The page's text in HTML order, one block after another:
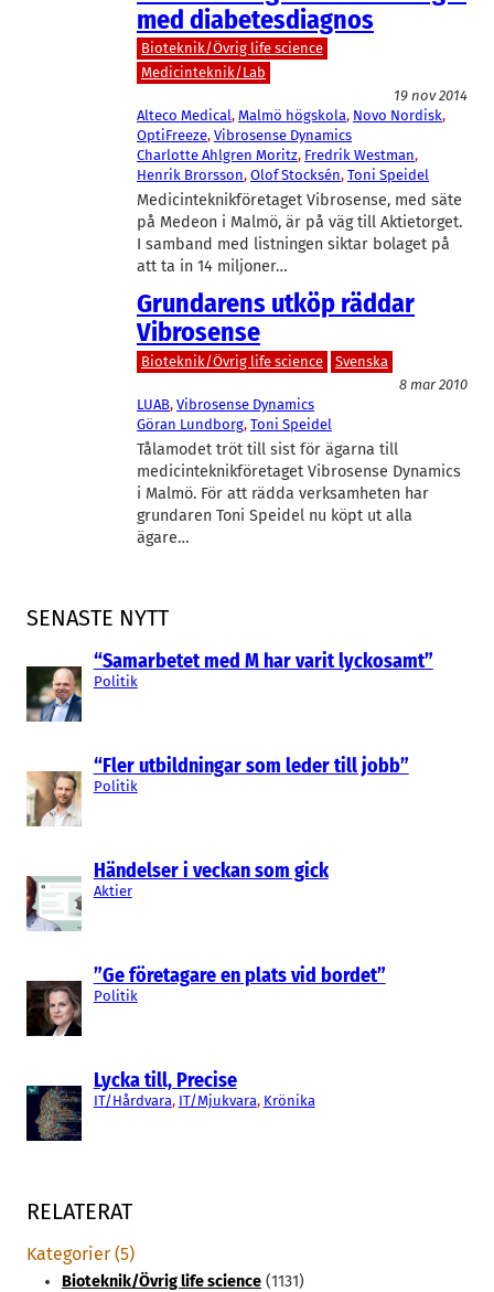
SENASTE NYTT
“Samarbetet med M har varit lyckosamt”
Politik
“Fler utbildningar som leder till jobb”
Politik
Händelser i veckan som gick
Aktier
”Ge företagare en plats vid bordet”
Politik
Lycka till, Precise
IT/Hårdvara, IT/Mjukvara, Krönika
med diabetesdiagnos
Bioteknik/Övrig life science
Medicinteknik/Lab
19 nov 2014
Alteco Medical, Malmö högskola, Novo Nordisk
OptiFreeze, Vibrosense Dynamics
Charlotte Ahlgren Moritz, Fredrik Westman
Henrik Brorsson, Olof Stocksén, Toni Speidel
Medicinteknikföretaget Vibrosense, med säte
på Medeon i Malmö, är på väg till Aktietorget.
I samband med listningen siktar bolaget på
att ta in 14 miljoner…
Grundarens utköp räddar
Vibrosense
Bioteknik/Övrig life science
Svenska
8 mar 2010
LUAB, Vibrosense Dynamics
Göran Lundborg, Toni Speidel
Tålamodet tröt till sist för ägarna till
medicinteknikföretaget Vibrosense Dynamics
i Malmö. För att rädda verksamheten har
grundaren Toni Speidel nu köpt ut alla
ägare…
RELATERAT
Kategorier (5)
Bioteknik/Övrig life science (1131)